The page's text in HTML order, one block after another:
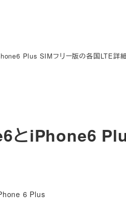
Plus SIMフリー版の各国LTE詳
とiPhone6
6 Plus